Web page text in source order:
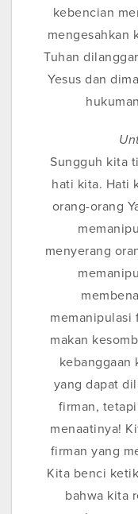
kebencian
mengesahkan
Tuhan
Yesus dan
Sungguh kita
hati kita. Hati
orang-orang
menyerang
memanipulasi
makan
kebanggaan
yang dapat
firman,
menaatinya!
firman yang
Kita benci
bahwa kita